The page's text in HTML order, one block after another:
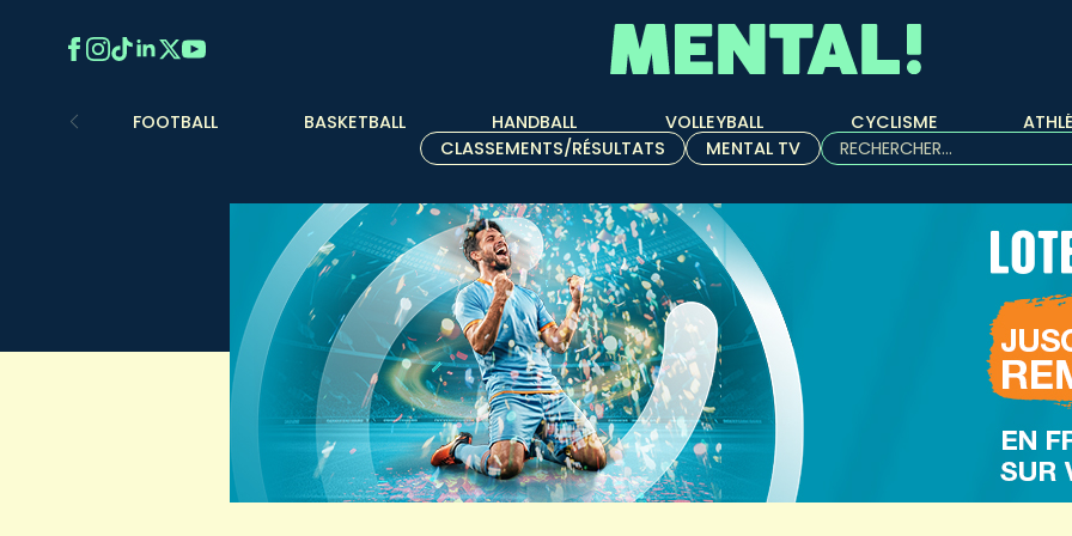
FOOTBALL BASKETBALL HANDBALL VOLLEYBALL CYCLISME
CLASSEMENTS/RÉSULTATS
MENTAL TV
Rechercher :